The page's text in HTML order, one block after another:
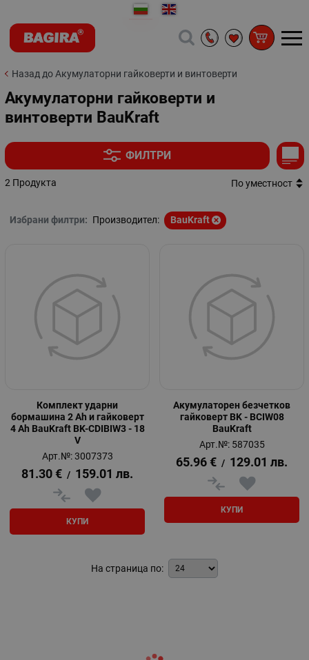
Назад до Акумулаторни гайковерти и винтоверти
Акумулаторни гайковерти и
винтоверти BauKraft
ФИЛТРИ
2 Продукта По уместност
Избрани филтри: Производител: BauKraft
Комплект ударни
бормашина 2 Ah и гайковерт
4 Ah BauKraft BK-CDIBIW3 - 18
V
Арт.№: 3007373
81.30 € / 159.01 лв.
КУПИ
Акумулаторeн безчетков
гайковерт BK - BCIW08
BauKraft
Арт.№: 587035
65.96 € / 129.01 лв.
КУПИ
На страница по: